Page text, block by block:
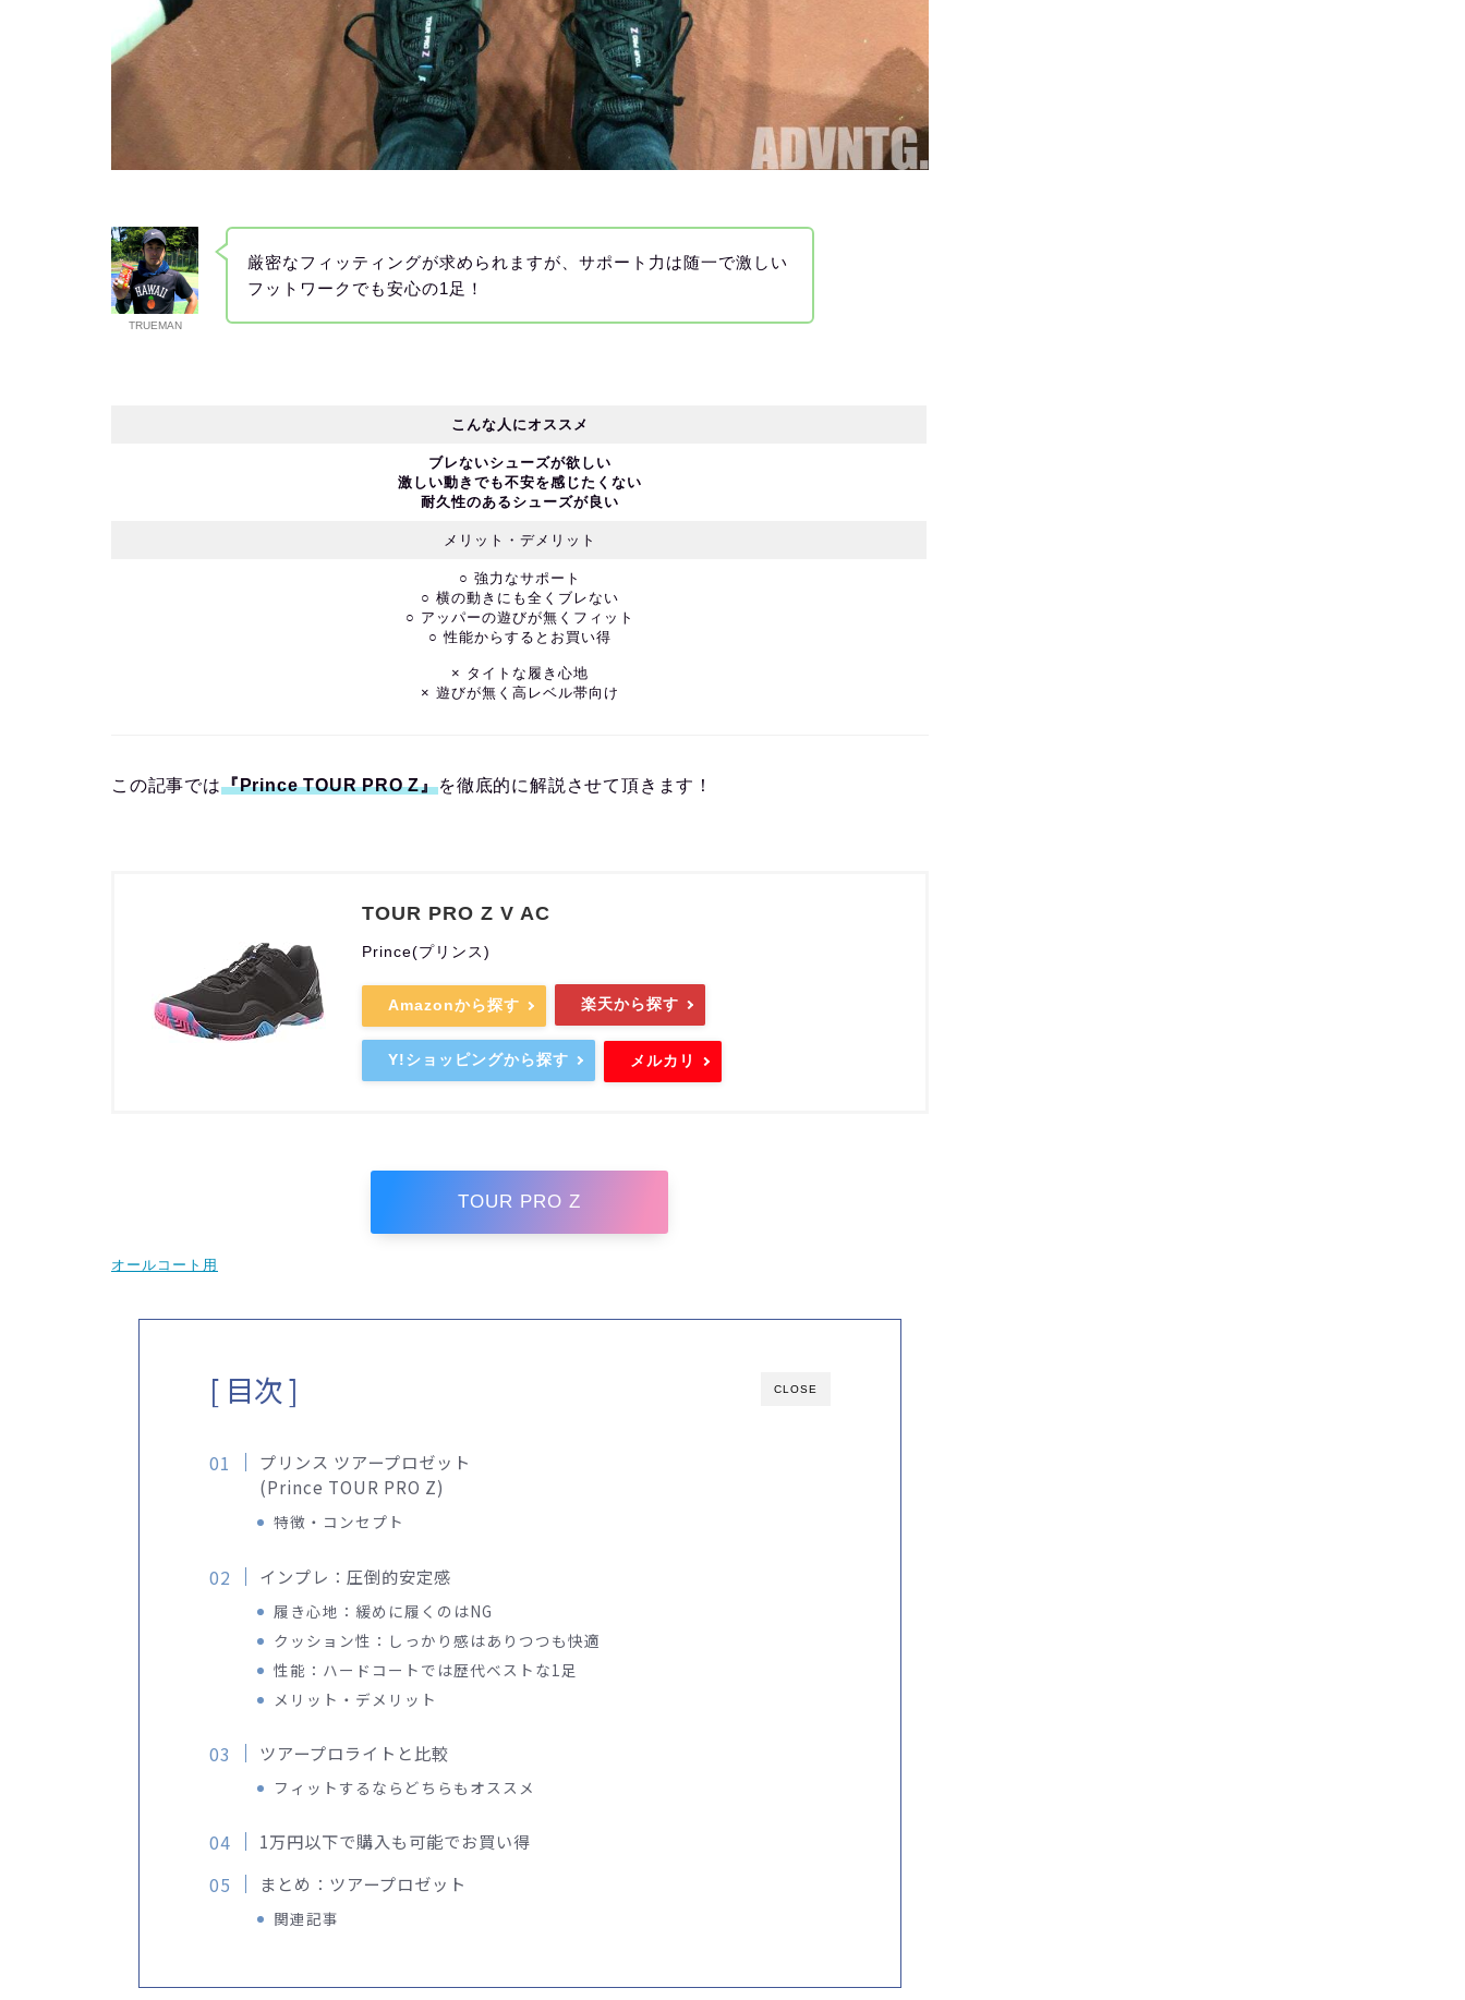
TRUEMAN
厳密なフィッティングが求められますが、サポート力は随一で激しい
フットワークでも安心の1足！
こんな人にオススメ
ブレないシューズが欲しい
激しい動きでも不安を感じたくない
耐久性のあるシューズが良い
メリット・デメリット
○ 強力なサポート
○ 横の動きにも全くブレない
○ アッパーの遊びが無くフィット
○ 性能からするとお買い得
× タイトな履き心地
× 遊びが無く高レベル帯向け
この記事では『Prince TOUR PRO Z』を徹底的に解説させて頂きます！
TOUR PRO Z V AC
Prince(プリンス)
Amazonから探す 楽天から探す
Y!ショッピングから探す メルカリ
TOUR PRO Z
オールコート用
CLOSE
[ 目次 ]
プリンス ツアープロゼット
(Prince TOUR PRO Z)
特徴・コンセプト
インプレ：圧倒的安定感
履き心地：緩めに履くのはNG
クッション性：しっかり感はありつつも快適
性能：ハードコートでは歴代ベストな1足
メリット・デメリット
ツアープロライトと比較
フィットするならどちらもオススメ
1万円以下で購入も可能でお買い得
まとめ：ツアープロゼット
関連記事